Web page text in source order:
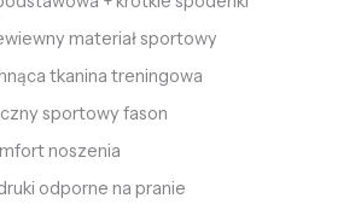
materiał sportowy
tkanina treningowa
sportowy fason
noszenia
odporne na pranie